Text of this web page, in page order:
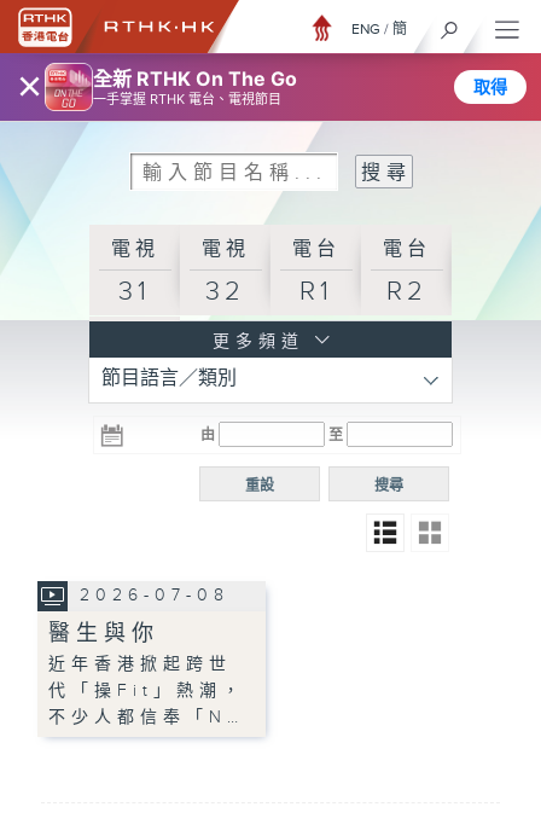
× 全新 RTHK On The Go
一手掌握 RTHK 電台、電視節目
取得
ENG / 簡
電視
31
電視
32
電台
R1
電台
R2
R3
電台 電台
R5
電台
普通
更多頻道
節目語言／類別
由 至
搜尋
重設
2026-07-08
醫生與你
近年香港掀起跨世
代「操Fit」熱潮，
不少人都信奉「N…